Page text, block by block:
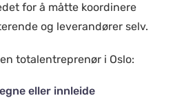
for å måtte koordinere
og leverandører selv.
totalentreprenør i Oslo:
eller innleide